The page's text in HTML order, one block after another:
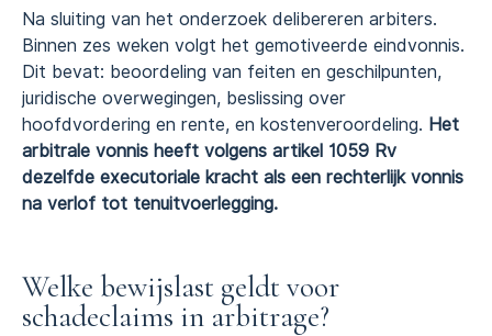
Na sluiting van het onderzoek delibereren arbiters.
Binnen zes weken volgt het gemotiveerde eindvonnis.
Dit bevat: beoordeling van feiten en geschilpunten,
juridische overwegingen, beslissing over
hoofdvordering en rente, en kostenveroordeling. Het
arbitrale vonnis heeft volgens artikel 1059 Rv
dezelfde executoriale kracht als een rechterlijk vonnis
na verlof tot tenuitvoerlegging.
Welke bewijslast geldt voor
schadeclaims in arbitrage?